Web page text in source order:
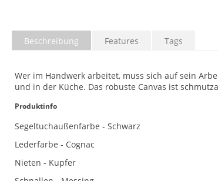
Beschreibung Features Tags
Wer im Handwerk arbeitet, muss sich auf sein
und in der Küche. Das robuste Canvas ist
Produktinfo
Segeltuchaußenfarbe - Schwarz
Lederfarbe - Cognac
Nieten - Kupfer